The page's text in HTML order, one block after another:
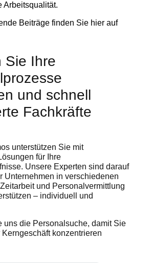
Arbeitsqualität.
Beiträge finden Sie hier auf
Sie Ihre
und schnell
Fachkräfte
unterstützen Sie mit
für Ihre
Unsere Experten sind darauf
Unternehmen in verschiedenen
und Personalvermittlung
– individuell und
uns die Personalsuche, damit Sie
konzentrieren